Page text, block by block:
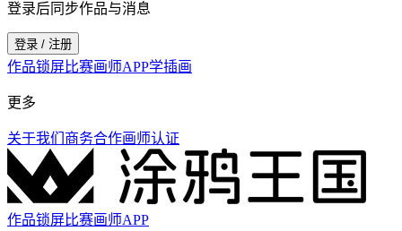
登录后同步作品与消息
登录 / 注册
作品锁屏比赛画师APP学插画
更多
关于我们 商务合作画师认证
作品锁屏比赛画师APP